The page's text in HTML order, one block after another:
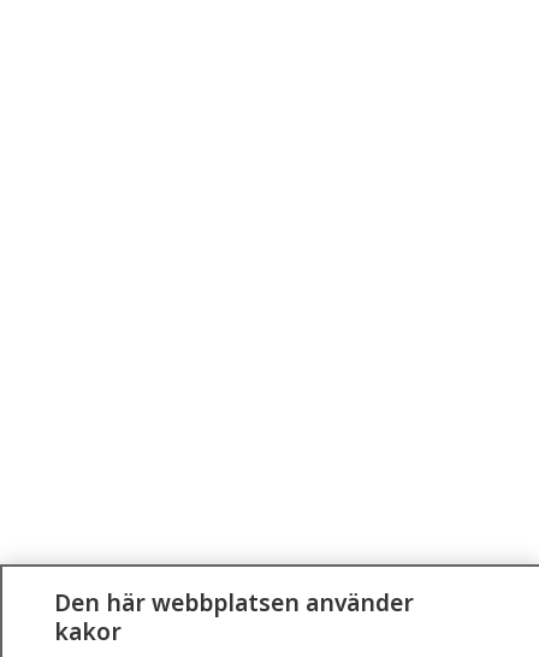
Den här webbplatsen använder
kakor